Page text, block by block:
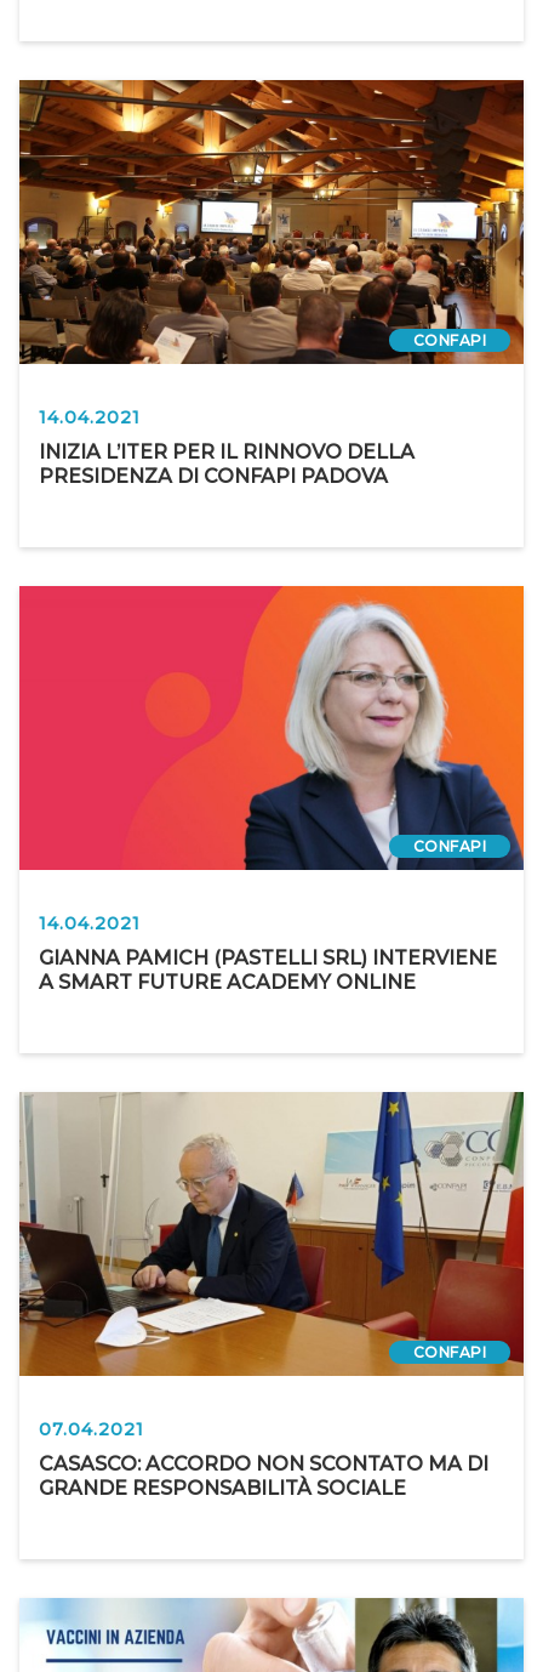
CONFAPI
14.04.2021
INIZIA L’ITER PER IL RINNOVO DELLA
PRESIDENZA DI CONFAPI PADOVA
CONFAPI
14.04.2021
GIANNA PAMICH (PASTELLI SRL) INTERVIENE
A SMART FUTURE ACADEMY ONLINE
CONFAPI
07.04.2021
CASASCO: ACCORDO NON SCONTATO MA DI
GRANDE RESPONSABILITÀ SOCIALE